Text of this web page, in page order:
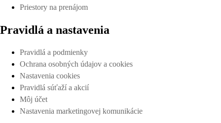
Priestory na prenájom
Pravidlá a nastavenia
Pravidlá a podmienky
Ochrana osobných údajov a cookies
Nastavenia cookies
Pravidlá súťaží a akcií
Môj účet
Nastavenia marketingovej komunikácie